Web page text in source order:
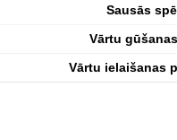
Sausās
Vārtu
Vārtu ielaišanas